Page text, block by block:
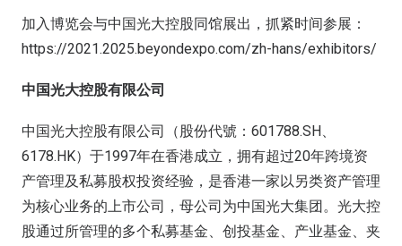
加入博览会与中国光大控股同馆展出，抓紧时间参展：
https://2021.2025.beyondexpo.com/zh-hans/exhibitors/
中国光大控股有限公司
中国光大控股有限公司（股份代號：601788.SH、
6178.HK）于1997年在香港成立，拥有超过20年跨境资
产管理及私募股权投资经验，是香港一家以另类资产管理
为核心业务的上市公司，母公司为中国光大集团。光大控
股通过所管理的多个私募基金、创投基金、产业基金、夹